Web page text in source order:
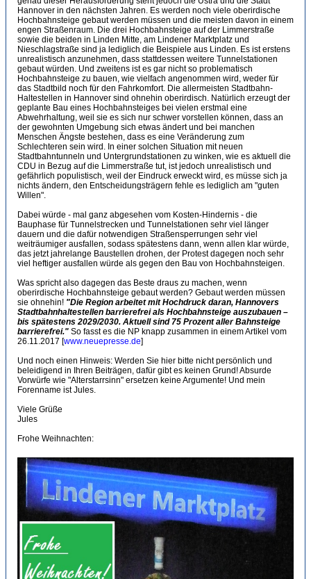
Hannover in den nächsten Jahren. Es werden noch viele oberirdische
Hochbahnsteige gebaut werden müssen und die meisten davon in einem
engen Straßenraum. Die drei Hochbahnsteige auf der Limmerstraße
sowie die beiden in Linden Mitte, am Lindener Marktplatz und
Nieschlagstraße sind ja lediglich die Beispiele aus Linden. Es ist erstens
unrealistisch anzunehmen, dass stattdessen weitere Tunnelstationen
gebaut würden. Und zweitens ist es gar nicht so problematisch
Hochbahnsteige zu bauen, wie vielfach angenommen wird, weder für
das Stadtbild noch für den Fahrkomfort. Die allermeisten Stadtbahn-
Haltestellen in Hannover sind ohnehin oberirdisch. Natürlich erzeugt der
geplante Bau eines Hochbahnsteiges bei vielen erstmal eine
Abwehrhaltung, weil sie es sich nur schwer vorstellen können, dass an
der gewohnten Umgebung sich etwas ändert und bei manchen
Menschen Ängste bestehen, dass es eine Veränderung zum
Schlechteren sein wird. In einer solchen Situation mit neuen
Stadtbahntunneln und Untergrundstationen zu winken, wie es aktuell die
CDU in Bezug auf die Limmerstraße tut, ist jedoch unrealistisch und
gefährlich populistisch, weil der Eindruck erweckt wird, es müsse sich ja
nichts ändern, den Entscheidungsträgern fehle es lediglich am "guten
Willen".
Dabei würde - mal ganz abgesehen vom Kosten-Hindernis - die
Bauphase für Tunnelstrecken und Tunnelstationen sehr viel länger
dauern und die dafür notwendigen Straßensperrungen sehr viel
weiträumiger ausfallen, sodass spätestens dann, wenn allen klar würde,
das jetzt jahrelange Baustellen drohen, der Protest dagegen noch sehr
viel heftiger ausfallen würde als gegen den Bau von Hochbahnsteigen.
Was spricht also dagegen das Beste draus zu machen, wenn
oberirdische Hochbahnsteige gebaut werden? Gebaut werden müssen
sie ohnehin! "Die Region arbeitet mit Hochdruck daran, Hannovers
Stadtbahnhaltestellen barrierefrei als Hochbahnsteige auszubauen –
bis spätestens 2029/2030. Aktuell sind 75 Prozent aller Bahnsteige
barrierefrei." So fasst es die NP knapp zusammen in einem Artikel vom
26.11.2017 [www.neuepresse.de]
Und noch einen Hinweis: Werden Sie hier bitte nicht persönlich und
beleidigend in Ihren Beiträgen, dafür gibt es keinen Grund! Absurde
Vorwürfe wie "Alterstarrsinn" ersetzen keine Argumente! Und mein
Forenname ist Jules.
Viele Grüße
Jules
Frohe Weihnachten: